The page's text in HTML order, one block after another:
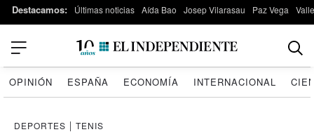
Destacamos: Últimas noticias Aída Bao Josep Vilarasau Paz Vega
OPINIÓN ESPAÑA ECONOMÍA INTERNACIONAL
DEPORTES | TENIS